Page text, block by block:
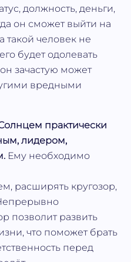
должность, деньги,
он сможет выйти на
такой человек не
будет одолевать
зачастую может
вредными
практически
лидером,
Ему необходимо
расширять кругозор,
позволит развить
что поможет брать
перед